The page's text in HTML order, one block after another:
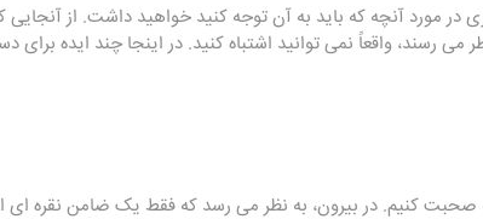
در مورد آنچه که باید به آن توجه کنید خواهید داشت. از
رسند، واقعاً نمی توانید اشتباه کنید. در اینجا چند ایده برای
صحبت کنیم. در بیرون، به نظر می رسد که فقط یک ضامن نقره